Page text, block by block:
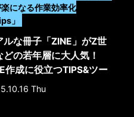
になる作業効率化
」
ルな冊子「ZINE」がZ世
どの若年層に大人気！
作成に役立つTIPS&ツー
底ガイドThu